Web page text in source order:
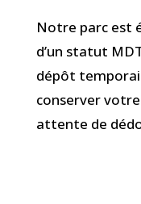
Notre parc est
d’un statut
dépôt
conserver
attente de